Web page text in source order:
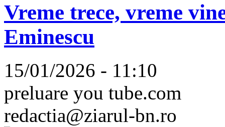
Vreme trece, vreme
Eminescu
15/01/2026 - 11:10
preluare you tube.com
redactia@ziarul-bn.ro